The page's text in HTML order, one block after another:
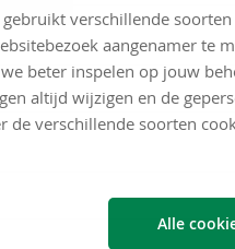
verschillende
aangenamer te
beter inspelen op jouw
altijd wijzigen en de
de verschillende soorten
Alle